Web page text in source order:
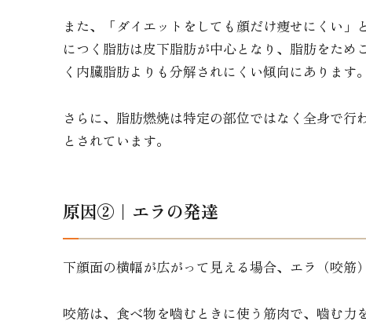
また、「ダイエットをしても顔だけ痩せにくい
につく脂肪は皮下脂肪が中心となり、脂肪をた
く内臓脂肪よりも分解されにくい傾向にあります。
さらに、脂肪燃焼は特定の部位ではなく全身で行
とされています。
原因②｜エラの発達
下顔面の横幅が広がって見える場合、エラ（咬筋
咬筋は、食べ物を噛むときに使う筋肉で、噛む